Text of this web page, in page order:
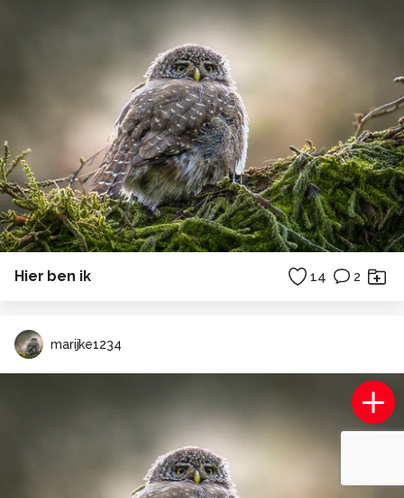
Hier ben ik 14 2
marijke1234